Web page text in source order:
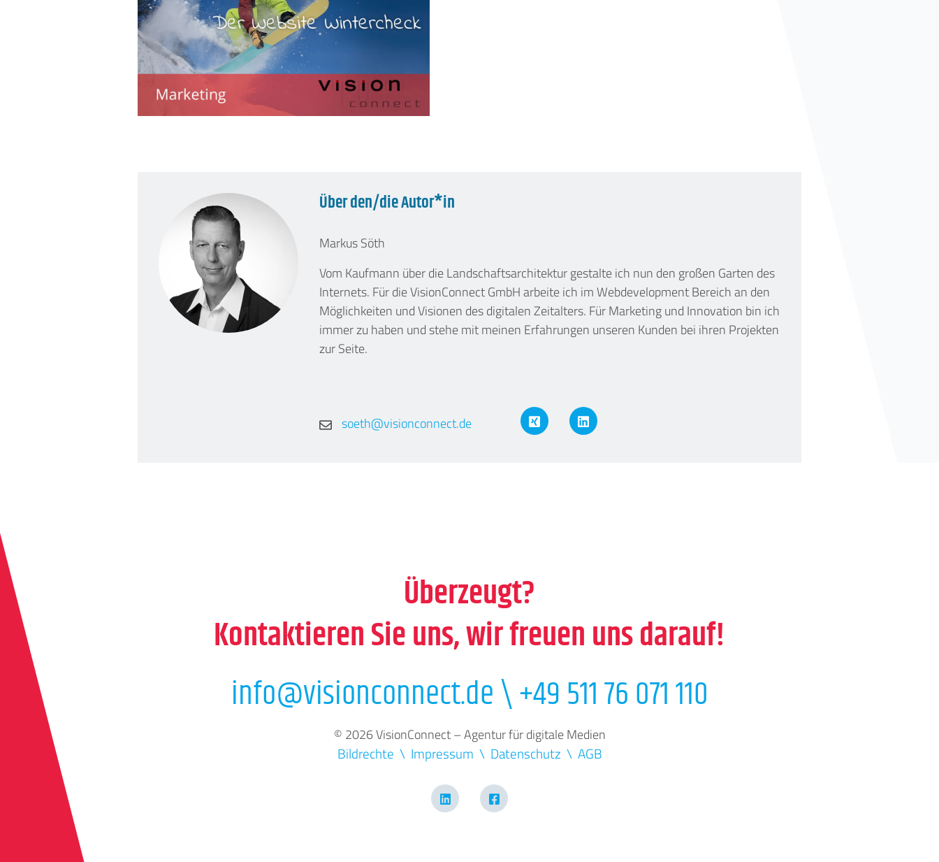
Über den/die Autor*in
Markus Söth
Vom Kaufmann über die Landschaftsarchitektur gestalte ich nun den großen Garten des
Internets. Für die VisionConnect GmbH arbeite ich im Webdevelopment Bereich an den
Möglichkeiten und Visionen des digitalen Zeitalters. Für Marketing und Innovation bin ich
immer zu haben und stehe mit meinen Erfahrungen unseren Kunden bei ihren Projekten
zur Seite.
soeth@visionconnect.de XING LinkedIn
Überzeugt?
Kontaktieren Sie uns, wir freuen uns darauf!
info@visionconnect.de\+49 511 76 071 110
© 2026 VisionConnect – Agentur für digitale Medien
Bildrechte Impressum Datenschutz AGB
LinkedIn Facebook